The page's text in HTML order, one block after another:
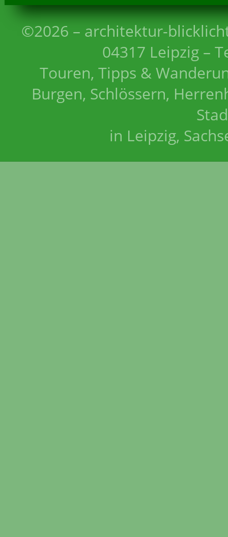
©2026 – architektur-
04317 Leipzig –
Touren, Tipps &
Burgen, Schlössern,
in Leipzig,